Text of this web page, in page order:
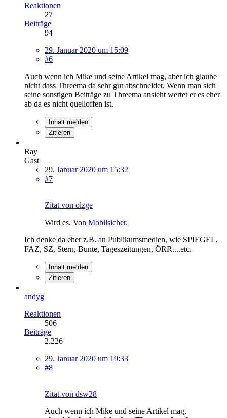
Reaktionen
27
Beiträge
94
29. Januar 2020 um 15:09
#6
Auch wenn ich Mike und seine Artikel mag, aber ich glaube
nicht dass Threema da sehr gut abschneidet. Wenn man sich
seine sonstigen Beiträge zu Threema ansieht wertet er es eher
ab da es nicht quelloffen ist.
Inhalt melden
Zitieren
Ray
Gast
29. Januar 2020 um 15:32
#7
Zitat von olzge
Wird es. Von Mobilsicher.
Ich denke da eher z.B. an Publikumsmedien, wie SPIEGEL,
FAZ, SZ, Stern, Bunte, Tageszeitungen, ÖRR....etc.
Inhalt melden
Zitieren
andyg
Reaktionen
506
Beiträge
2.226
29. Januar 2020 um 19:33
#8
Zitat von dsw28
Auch wenn ich Mike und seine Artikel mag,